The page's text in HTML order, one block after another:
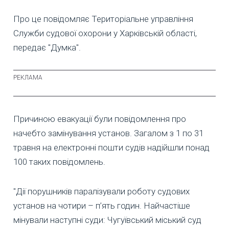
Про це повідомляє Територіальне управління
Служби судової охорони у Харківській області,
передає "Думка".
Причиною евакуації були повідомлення про
начебто замінування установ. Загалом з 1 по 31
травня на електронні пошти судів надійшли понад
100 таких повідомлень.
"Дії порушників паралізували роботу судових
установ на чотири – п’ять годин. Найчастіше
мінували наступні суди: Чугуївський міський суд